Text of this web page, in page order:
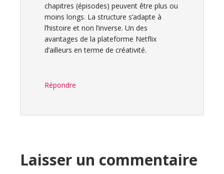
chapitres (épisodes) peuvent être plus ou
moins longs. La structure s’adapte à
l’histoire et non l’inverse. Un des
avantages de la plateforme Netflix
d’ailleurs en terme de créativité.
Répondre
Laisser un commentaire